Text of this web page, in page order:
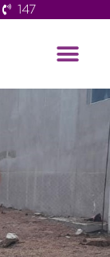
147